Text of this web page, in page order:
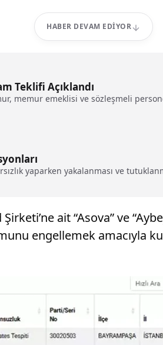
HABER DEVAM EDIYOR
Teklifi Açıklandı
memur emeklisi ve sözleşmeli
yaparken yakalanması ve
ait “Asova” ve
engellemek amacıyla